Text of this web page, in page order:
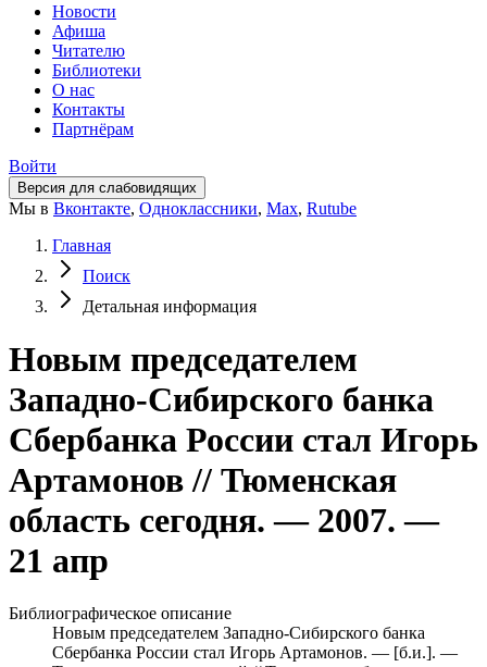
Новости
Афиша
Читателю
Библиотеки
О нас
Контакты
Партнёрам
Войти
Версия для слабовидящих
Мы в Вконтакте, Одноклассники, Max, Rutube
Главная
Поиск
Детальная информация
Новым председателем
Западно-Сибирского банка
Сбербанка России стал Игорь
Артамонов // Тюменская
область сегодня. — 2007. —
21 апр
Библиографическое описание
Новым председателем Западно-Сибирского банка
Сбербанка России стал Игорь Артамонов. — [б.и.]. —